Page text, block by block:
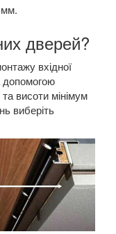
дверей?
вхідної
допомогою
висоти мінімум
виберіть